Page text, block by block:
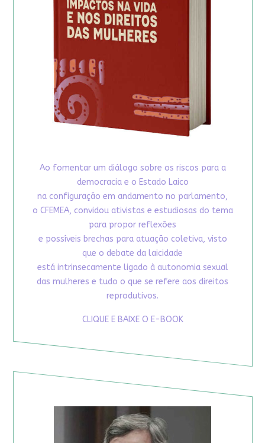
Ao fomentar um diálogo sobre os riscos para a
democracia e o Estado Laico
na configuração em andamento no parlamento,
o CFEMEA, convidou ativistas e estudiosas do tema
para propor reflexões
e possíveis brechas para atuação coletiva, visto
que o debate da laicidade
está intrinsecamente ligado à autonomia sexual
das mulheres e tudo o que se refere aos direitos
reprodutivos.
CLIQUE E BAIXE O E-BOOK